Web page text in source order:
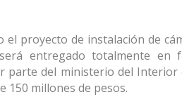
proyecto de instalación de
entregado totalmente en
parte del ministerio del Interior
150 millones de pesos.